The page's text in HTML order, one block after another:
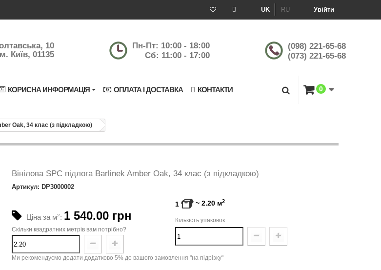
Увійти
UK RU
10
м. Київ, 01135
Пн-Пт: 10:00 - 18:00
Сб: 11:00 - 17:00
(098) 221-65-68
(073) 221-65-68
КОРИСНА ИНФОРМАЦІЯ ОПЛАТА І ДОСТАВКА КОНТАКТИ 0
Oak, 34 клас (з підкладкою)
Вінілова SPC підлога Barlinek Amber Oak, 34 клас (з підкладкою)
Артикул: DP3000002
Ціна за м2: 1 540.00 грн
1 ~ 2.20 м2
Кількість упаковок
Скільки квадратних метрів вам потрібно?
Ми рекомендуємо додати додатково 5% до вашого замовлення "на підрізку"